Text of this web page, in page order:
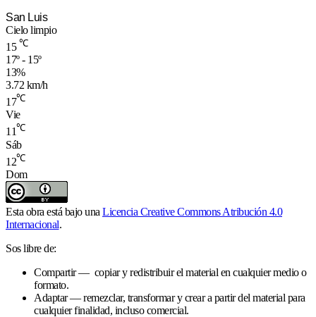
San Luis
Cielo limpio
15 ℃
17º - 15º
13%
3.72 km/h
17℃
Vie
11℃
Sáb
12℃
Dom
Esta obra está bajo una Licencia Creative Commons Atribución 4.0
Internacional.
Sos libre de:
Compartir — copiar y redistribuir el material en cualquier medio o
formato.
Adaptar — remezclar, transformar y crear a partir del material para
cualquier finalidad, incluso comercial.